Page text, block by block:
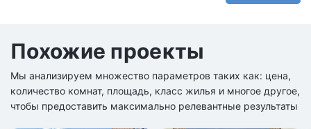
Похожие проекты
Мы анализируем множество параметров таких как: цена,
количество комнат, площадь, класс жилья и многое другое,
чтобы предоставить максимально релевантные результаты